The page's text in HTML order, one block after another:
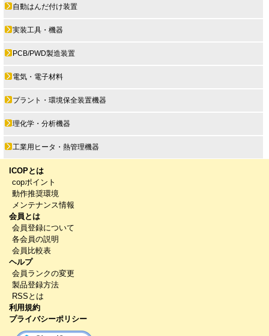
自動はんだ付け装置
実装工具・機器
PCB/PWD製造装置
電気・電子材料
プラント・環境保全装置機器
理化学・分析機器
工業用ヒータ・熱管理機器
ICOPとは
copポイント
動作推奨環境
メンテナンス情報
会員とは
会員登録について
各会員の説明
会員比較表
ヘルプ
会員ランクの変更
製品登録方法
RSSとは
利用規約
プライバシーポリシー